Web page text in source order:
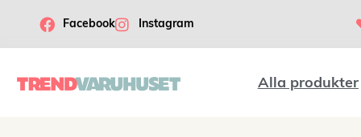
Facebook Instagram
Alla produkter